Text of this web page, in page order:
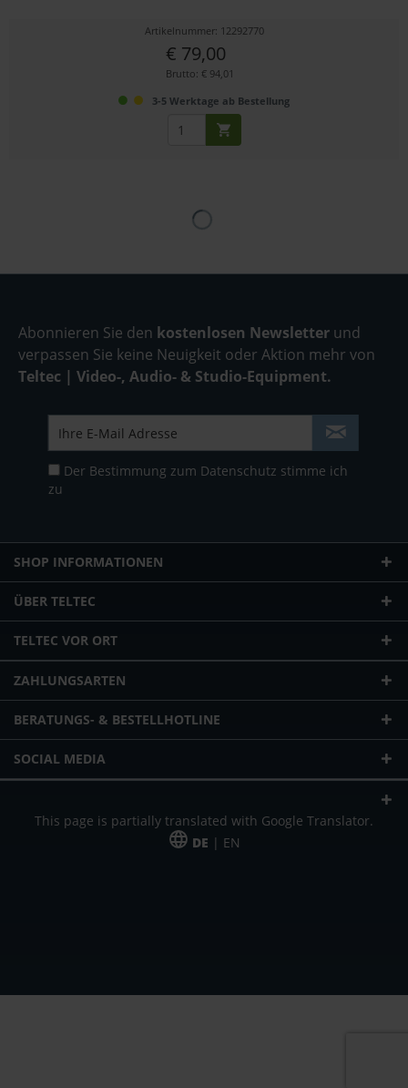
Artikelnummer: 12292770
€ 79,00
Brutto: € 94,01
3-5 Werktage ab Bestellung
Abonnieren Sie den kostenlosen Newsletter und
verpassen Sie keine Neuigkeit oder Aktion mehr von
Teltec | Video-, Audio- & Studio-Equipment.
Der Bestimmung zum Datenschutz stimme ich
zu
SHOP INFORMATIONEN
ÜBER TELTEC
TELTEC VOR ORT
ZAHLUNGSARTEN
BERATUNGS- & BESTELLHOTLINE
SOCIAL MEDIA
This page is partially translated with Google Translator.
DE | EN